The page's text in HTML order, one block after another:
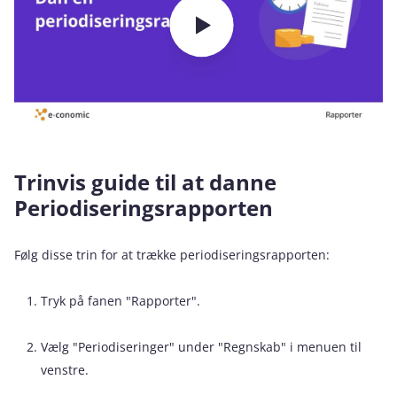
Trinvis guide til at danne
Periodiseringsrapporten
Følg disse trin for at trække periodiseringsrapporten:
Tryk på fanen "Rapporter".
Vælg "Periodiseringer" under "Regnskab" i menuen til
venstre.